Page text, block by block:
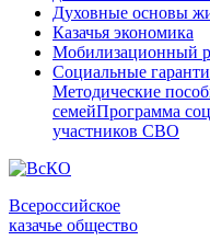
Духовные основы
Казачья экономика
Мобилизационный
Социальные
Методические
семейПрограмма
участников СВО
Всероссийское
казачье общество